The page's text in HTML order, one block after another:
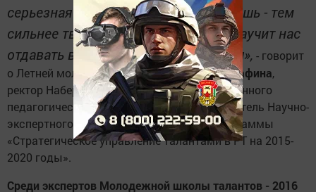
серьезная задача. Чем больше отдаешь - тем
сильнее твой дух. Школа талантов научит нас
отдавать всем, кто в этом нуждается», - говорит
о Летней молодежной школеФайруза Мустафина,
ректор Набережночелнинского государственного
педагогического университета, сопредседатель Научно-
экспертного совета государственной программы
«Стратегическое управление талантами в РТ на 2015-
2020 годы».
Среди экспертов Молодежной школы талантов - 2016